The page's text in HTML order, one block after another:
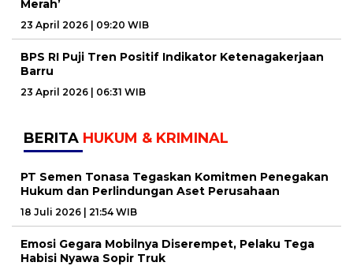
Merah’
23 April 2026 | 09:20 WIB
BPS RI Puji Tren Positif Indikator Ketenagakerjaan
Barru
23 April 2026 | 06:31 WIB
BERITA HUKUM & KRIMINAL
PT Semen Tonasa Tegaskan Komitmen Penegakan
Hukum dan Perlindungan Aset Perusahaan
18 Juli 2026 | 21:54 WIB
Emosi Gegara Mobilnya Diserempet, Pelaku Tega
Habisi Nyawa Sopir Truk